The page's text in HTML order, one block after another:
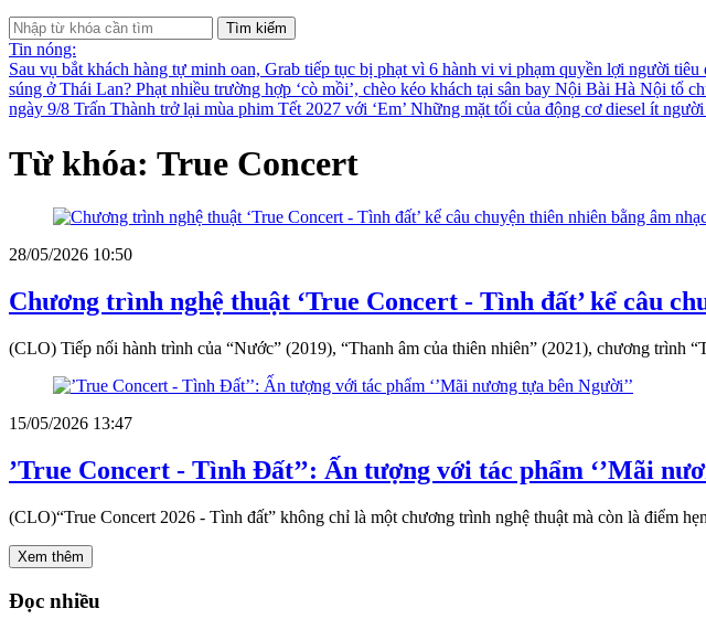
Tìm kiếm
Tin nóng:
Sau vụ bắt khách hàng tự minh oan, Grab tiếp tục bị phạt vì 6 hành vi vi phạm quyền lợi người tiêu
súng ở Thái Lan? Phạt nhiều trường hợp ‘cò mồi’, chèo kéo khách tại sân bay Nội Bài Hà Nội tổ
ngày 9/8 Trấn Thành trở lại mùa phim Tết 2027 với ‘Em’ Những mặt tối của động cơ diesel ít
Từ khóa: True Concert
28/05/2026 10:50
Chương trình nghệ thuật ‘True Concert - Tình đất’ kể câu
(CLO) Tiếp nối hành trình của “Nước” (2019), “Thanh âm của thiên nhiên” (2021), chương trình
15/05/2026 13:47
’True Concert - Tình Đất’’: Ấn tượng với tác phẩm ‘’Mãi
(CLO)“True Concert 2026 - Tình đất” không chỉ là một chương trình nghệ thuật mà còn là điểm
Xem thêm
Đọc nhiều